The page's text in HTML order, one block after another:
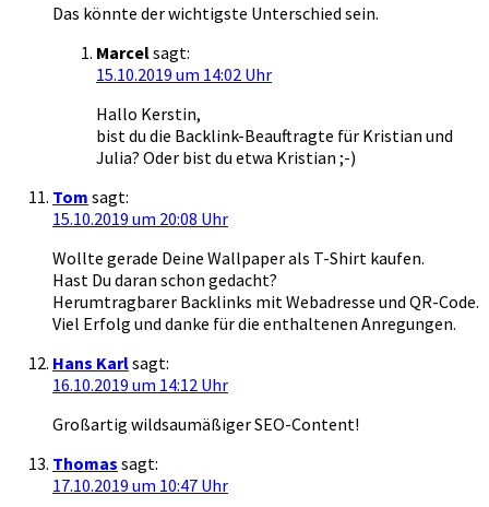
Das könnte der wichtigste Unterschied sein.
Marcelsagt:
15.10.2019 um 14:02 Uhr
Hallo Kerstin,
bist du die Backlink-Beauftragte für Kristian und
Julia? Oder bist du etwa Kristian ;-)
Tom sagt:
15.10.2019 um 20:08 Uhr
Wollte gerade Deine Wallpaper als T-Shirt kaufen.
Hast Du daran schon gedacht?
Herumtragbarer Backlinks mit Webadresse und QR-Code.
Viel Erfolg und danke für die enthaltenen Anregungen.
Hans Karlsagt:
16.10.2019 um 14:12 Uhr
Großartig wildsaumäßiger SEO-Content!
Thomas sagt:
17.10.2019 um 10:47 Uhr